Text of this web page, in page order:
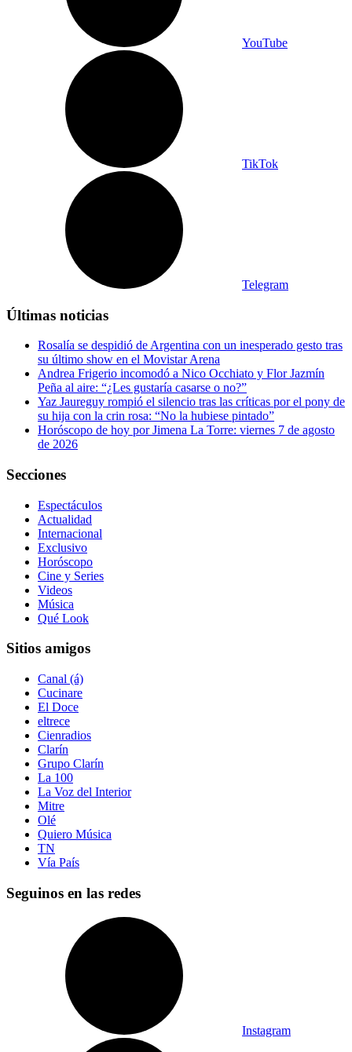
YouTube
TikTok
Telegram
Últimas noticias
Rosalía se despidió de Argentina con un inesperado gesto tras
su último show en el Movistar Arena
Andrea Frigerio incomodó a Nico Occhiato y Flor Jazmín
Peña al aire: “¿Les gustaría casarse o no?”
Yaz Jaureguy rompió el silencio tras las críticas por el pony de
su hija con la crin rosa: “No la hubiese pintado”
Horóscopo de hoy por Jimena La Torre: viernes 7 de agosto
de 2026
Secciones
Espectáculos
Actualidad
Internacional
Exclusivo
Horóscopo
Cine y Series
Videos
Música
Qué Look
Sitios amigos
Canal (á)
Cucinare
El Doce
eltrece
Cienradios
Clarín
Grupo Clarín
La 100
La Voz del Interior
Mitre
Olé
Quiero Música
TN
Vía País
Seguinos en las redes
Instagram